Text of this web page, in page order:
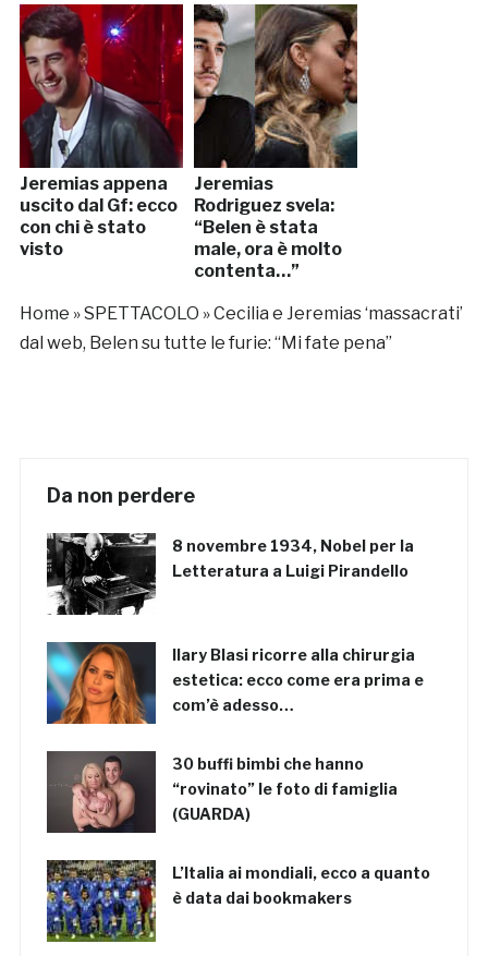
Jeremias appena
uscito dal Gf: ecco
con chi è stato
visto
Jeremias
Rodriguez svela:
“Belen è stata
male, ora è molto
contenta…”
Home »SPETTACOLO »Cecilia e Jeremias ‘massacrati’
dal web, Belen su tutte le furie: “Mi fate pena”
Da non perdere
8 novembre 1934, Nobel per la
Letteratura a Luigi Pirandello
Ilary Blasi ricorre alla chirurgia
estetica: ecco come era prima e
com’è adesso…
30 buffi bimbi che hanno
“rovinato” le foto di famiglia
(GUARDA)
L’Italia ai mondiali, ecco a quanto
è data dai bookmakers